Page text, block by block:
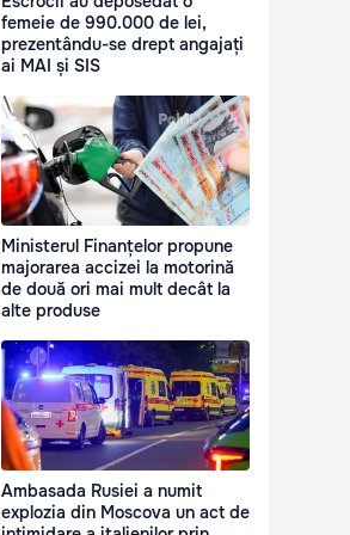
femeie de 990.000 de lei,
prezentându-se drept angajați
ai MAI și SIS
Ministerul Finanțelor propune
majorarea accizei la motorină
de două ori mai mult decât la
alte produse
Ambasada Rusiei a numit
explozia din Moscova un act de